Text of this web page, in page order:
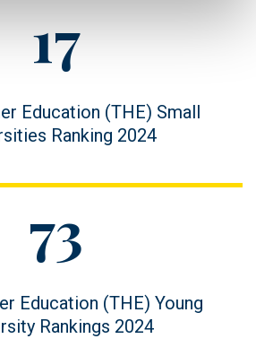
17
Education (THE) Small
Ranking 2024
73
Education (THE) Young
Rankings 2024